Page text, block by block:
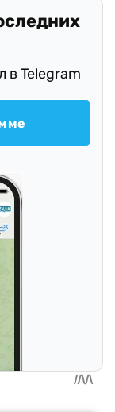
в Telegram